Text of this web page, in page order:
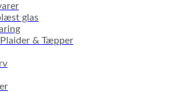
glas
Plaider & Tæpper